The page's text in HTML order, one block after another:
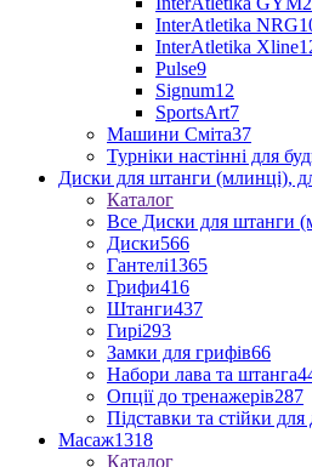
InterAtletika NRG
InterAtletika Xline
Pulse9
Signum12
SportsArt7
Машини Сміта37
Турніки настінні для
Диски для штанги (млинці),
Каталог
Все Диски для штанги
Диски566
Гантелі1365
Грифи416
Штанги437
Гирі293
Замки для грифів66
Набори лава та штанга
Опції до тренажерів287
Підставки та стійки для
Масаж1318
Каталог